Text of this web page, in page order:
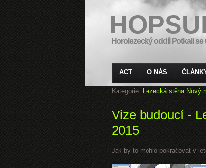
Horolezecký oddíl Potkali se
ACT O NÁS
Kategorie: Lezecká stěna Nový
Vize budoucí -
2015
Jak by to mohlo pokračovat v